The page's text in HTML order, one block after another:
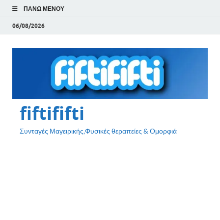
ΠΆΝΩ ΜΕΝΟΎ
06/08/2026
fiftififti
Συνταγές Μαγειρικής,Φυσικές θεραπείες & Ομορφιά